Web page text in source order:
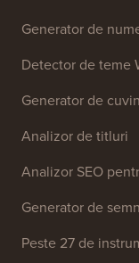
Instrumente
Generator de
Detector de teme
Generator de